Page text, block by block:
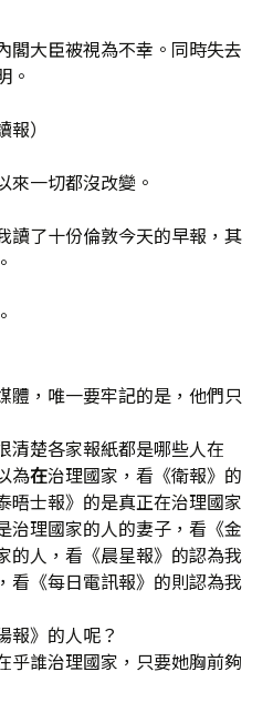
閣大臣被視為不幸。同時失去
。
）
來一切都沒改變。
讀了十份倫敦今天的早報，其
體，唯一要牢記的是，他們只
清楚各家報紙都是哪些人在
為在治理國家，看《衛報》的
晤士報》的是真正在治理國家
治理國家的人的妻子，看《金
的人，看《晨星報》的認為我
看《每日電訊報》的則認為我
報》的人呢？
乎誰治理國家，只要她胸前夠